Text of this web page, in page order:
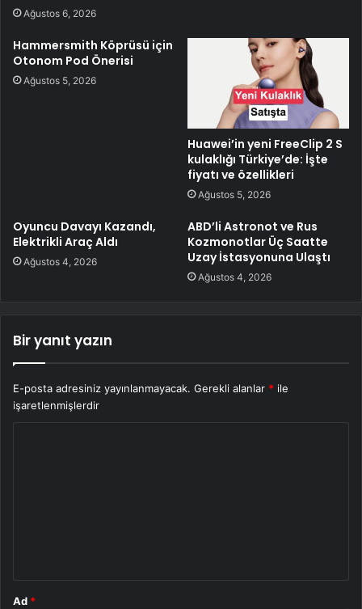
Ağustos 6, 2026
Hammersmith Köprüsü için
Otonom Pod Önerisi
Ağustos 5, 2026
Huawei’in yeni FreeClip 2 S
kulaklığı Türkiye’de: İşte
fiyatı ve özellikleri
Ağustos 5, 2026
Oyuncu Davayı Kazandı,
Elektrikli Araç Aldı
Ağustos 4, 2026
ABD’li Astronot ve Rus
Kozmonotlar Üç Saatte
Uzay İstasyonuna Ulaştı
Ağustos 4, 2026
Bir yanıt yazın
E-posta adresiniz yayınlanmayacak. Gerekli alanlar * ile
işaretlenmişlerdir
Ad *